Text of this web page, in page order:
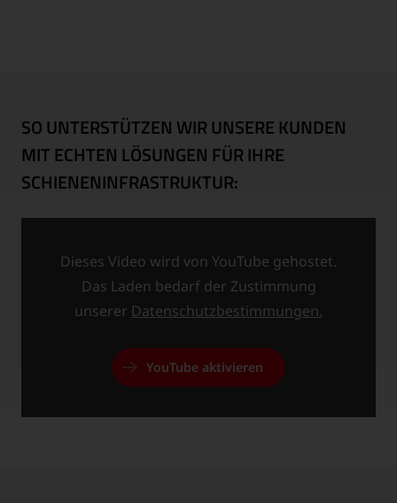
SO UNTERSTÜTZEN WIR UNSERE KUNDEN
MIT ECHTEN LÖSUNGEN FÜR IHRE
SCHIENENINFRASTRUKTUR:
Dieses Video wird von YouTube gehostet.
Das Laden bedarf der Zustimmung
unserer Datenschutzbestimmungen.
YouTube aktivieren